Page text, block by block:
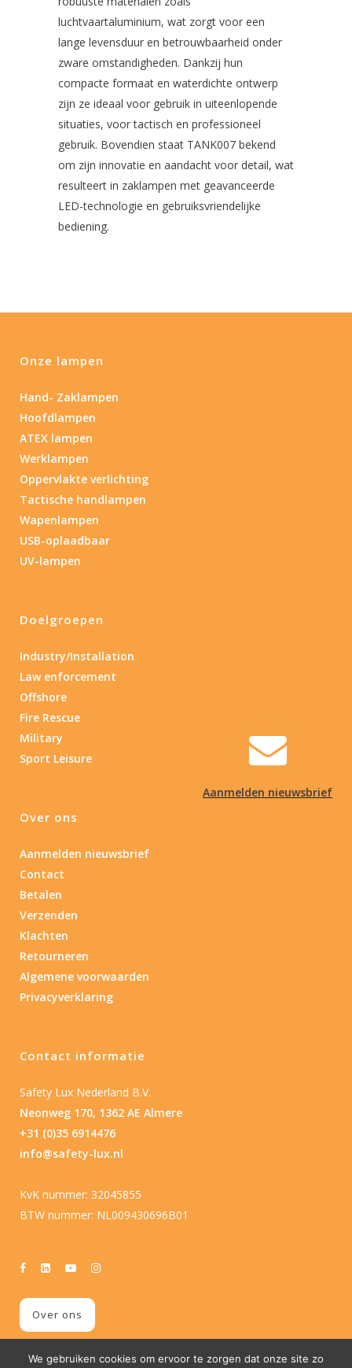
Aanmelden nieuwsbrief
luchtvaartaluminium, wat zorgt voor een
lange levensduur en betrouwbaarheid onder
zware omstandigheden. Dankzij hun
compacte formaat en waterdichte ontwerp
zijn ze ideaal voor gebruik in uiteenlopende
situaties, voor tactisch en professioneel
gebruik. Bovendien staat TANK007 bekend
om zijn innovatie en aandacht voor detail, wat
resulteert in zaklampen met geavanceerde
LED-technologie en gebruiksvriendelijke
bediening.
Onze lampen
Hand- Zaklampen
Hoofdlampen
ATEX lampen
Werklampen
Oppervlakte verlichting
Tactische handlampen
Wapenlampen
USB-oplaadbaar
UV-lampen
Doelgroepen
Industry/Installation
Law enforcement
Offshore
Fire Rescue
Military
Sport Leisure
Over ons
Aanmelden nieuwsbrief
Contact
Betalen
Verzenden
Klachten
Retourneren
Algemene voorwaarden
Privacyverklaring
Contact informatie
Safety Lux Nederland B.V.
Neonweg 170, 1362 AE Almere
+31 (0)35 6914476
info@safety-lux.nl
KvK nummer: 32045855
BTW nummer: NL009430696B01
Over ons
We gebruiken cookies om ervoor te zorgen dat onze site zo